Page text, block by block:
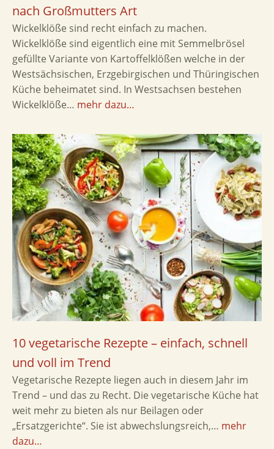
nach Großmutters Art
Wickelklöße sind recht einfach zu machen.
Wickelklöße sind eigentlich eine mit Semmelbrösel
gefüllte Variante von Kartoffelklößen welche in der
Westsächsischen, Erzgebirgischen und Thüringischen
Küche beheimatet sind. In Westsachsen bestehen
Wickelklöße… mehr dazu…
10 vegetarische Rezepte – einfach, schnell
und voll im Trend
Vegetarische Rezepte liegen auch in diesem Jahr im
Trend – und das zu Recht. Die vegetarische Küche hat
weit mehr zu bieten als nur Beilagen oder
„Ersatzgerichte“. Sie ist abwechslungsreich,… mehr
dazu…